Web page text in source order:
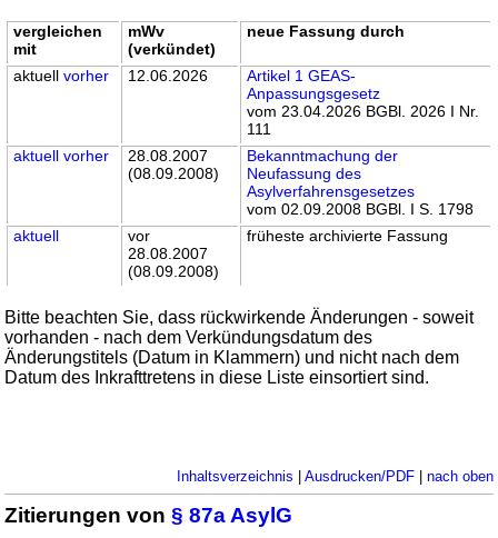
vergleichen
mit
mWv
(verkündet)
neue Fassung durch
aktuellvorher 12.06.2026
Artikel 1 GEAS-
Anpassungsgesetz
vom 23.04.2026 BGBl. 2026 I Nr.
111
aktuell vorher
28.08.2007
(08.09.2008)
Bekanntmachung der
Neufassung des
Asylverfahrensgesetzes
vom 02.09.2008 BGBl. I S. 1798
aktuell
vor
28.08.2007
(08.09.2008)
früheste archivierte Fassung
Bitte beachten Sie, dass rückwirkende Änderungen - soweit
vorhanden - nach dem Verkündungsdatum des
Änderungstitels (Datum in Klammern) und nicht nach dem
Datum des Inkrafttretens in diese Liste einsortiert sind.
Inhaltsverzeichnis Ausdrucken/PDF| nach oben
Zitierungen von§ 87a AsylG